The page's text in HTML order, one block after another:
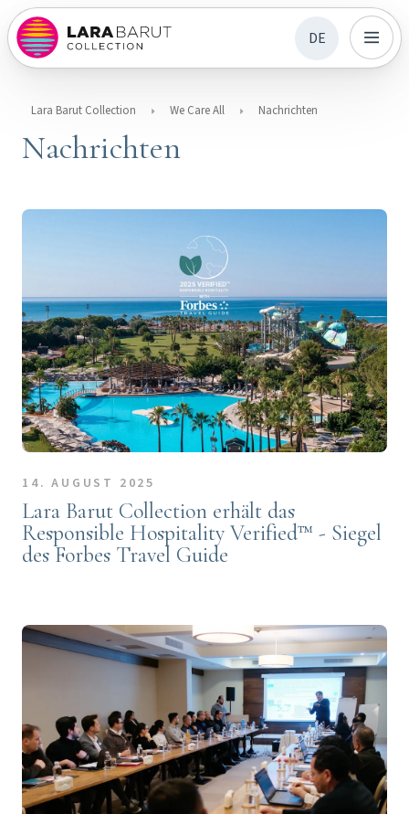
DE
Lara Barut Collection We Care All Nachrichten
Nachrichten
14. AUGUST 2025
Lara Barut Collection erhält das
Responsible Hospitality Verified™ - Siegel
des Forbes Travel Guide